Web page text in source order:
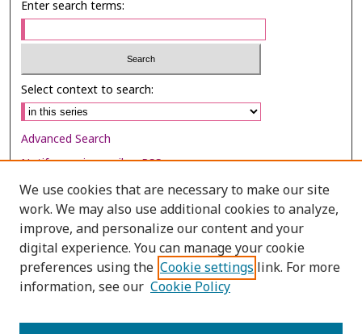
Enter search terms:
Select context to search:
Advanced Search
Notify me via email orRSS
Browse
Collections
Disciplines
Authors
We use cookies that are necessary to make our site
work. We may also use additional cookies to analyze,
improve, and personalize our content and your
digital experience. You can manage your cookie
preferences using the Cookie settings link. For more
information, see our Cookie Policy